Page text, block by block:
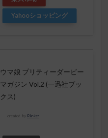
Yahooショッピング
ウマ娘 プリティーダービー
マガジン Vol.2 (一迅社ブッ
クス)
created by Rinker